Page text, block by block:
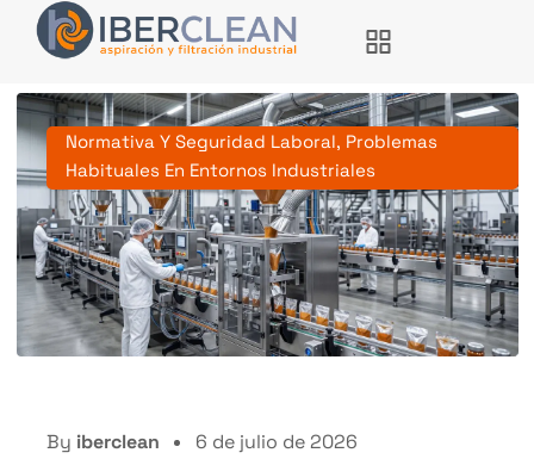
Normativa Y Seguridad Laboral, Problemas
Habituales En Entornos Industriales
By iberclean 6 de julio de 2026